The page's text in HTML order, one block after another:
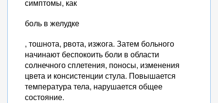
симптомы, как
боль в желудке
, тошнота, рвота, изжога. Затем больного
начинают беспокоить боли в области
солнечного сплетения, поносы, изменения
цвета и консистенции стула. Повышается
температура тела, нарушается общее
состояние.